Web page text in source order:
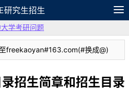
研究生招生
APP 笔记
学考研问题
freekaoyan#163.com(#换成@)
招生简章和招生目录